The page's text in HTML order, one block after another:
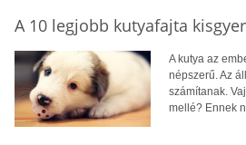
A 10 legjobb kutyafajta
A kutya az
népszerű. Az
számítanak.
mellé? Ennek